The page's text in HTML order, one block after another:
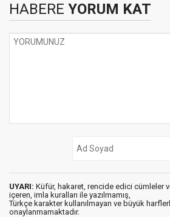
HABERE YORUM KAT
UYARI: Küfür, hakaret, rencide edici cümleler
içeren, imla kuralları ile yazılmamış,
Türkçe karakter kullanılmayan ve büyük
onaylanmamaktadır.